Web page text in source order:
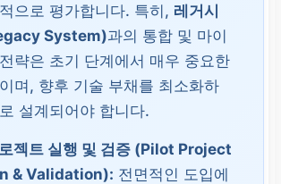
으로 평가합니다. 특히, 레거시
System)과의 통합 및 마이
략은 초기 단계에서 매우 중요한
며, 향후 기술 부채를 최소화하
설계되어야 합니다.
젝트 실행 및 검증 (Pilot Project
& Validation): 전면적인 도입에